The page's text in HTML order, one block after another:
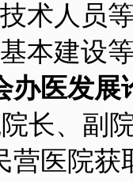
术人员
本建设
办医发展
长、副
营医院获